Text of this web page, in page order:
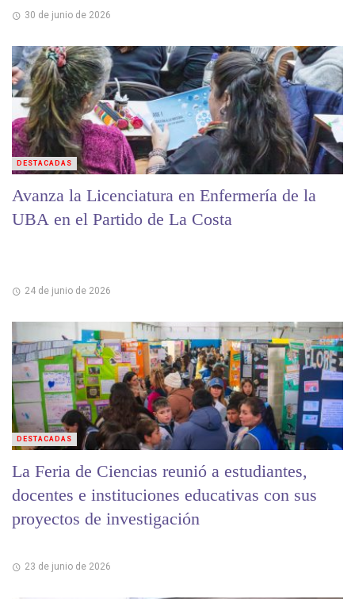
30 de junio de 2026
Avanza la Licenciatura en Enfermería de la
UBA en el Partido de La Costa
24 de junio de 2026
DESTACADAS
La Feria de Ciencias reunió a estudiantes,
docentes e instituciones educativas con sus
proyectos de investigación
23 de junio de 2026
DESTACADAS